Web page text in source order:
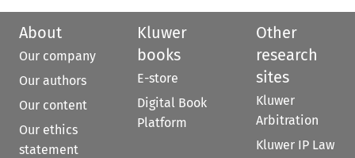
About
Our company
Our authors
Our content
Our ethics
statement
Kluwer
books
E-store
Digital Book
Platform
Other
research
sites
Kluwer
Arbitration
Kluwer IP Law